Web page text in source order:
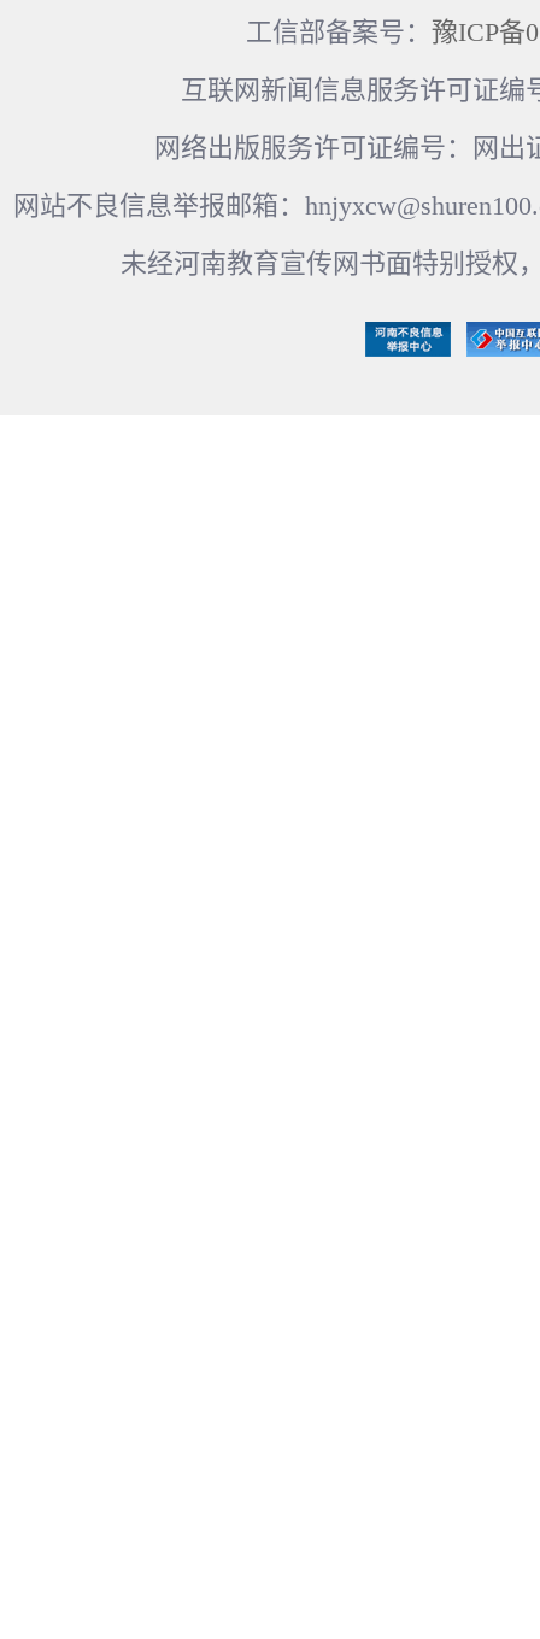
工信部备案号： 豫ICP备
互联网新闻信息服务许可证编
网络出版服务许可证编号：网出
网站不良信息举报邮箱：
未经河南教育宣传网书面特别授权